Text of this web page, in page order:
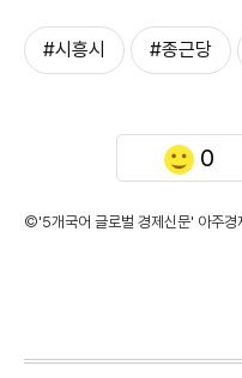
#시흥시 #종근당
0
©'5개국어 글로벌 경제신문' 아주경